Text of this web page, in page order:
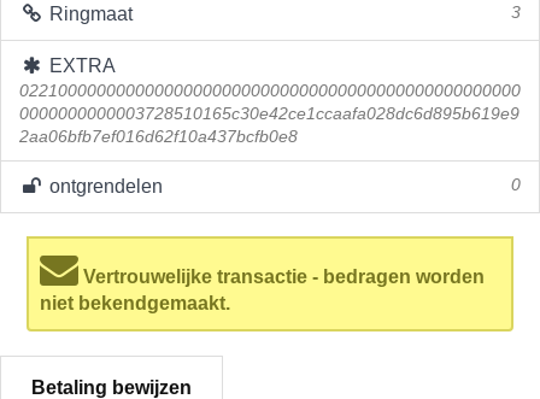
Ringmaat 3
EXTRA
0221000000000000000000000000000000000000000000000000
0000000000003728510165c30e42ce1ccaafa028dc6d895b619e9
2aa06bfb7ef016d62f10a437bcfb0e8
ontgrendelen 0
Vertrouwelijke transactie - bedragen worden
niet bekendgemaakt.
Betaling bewijzen